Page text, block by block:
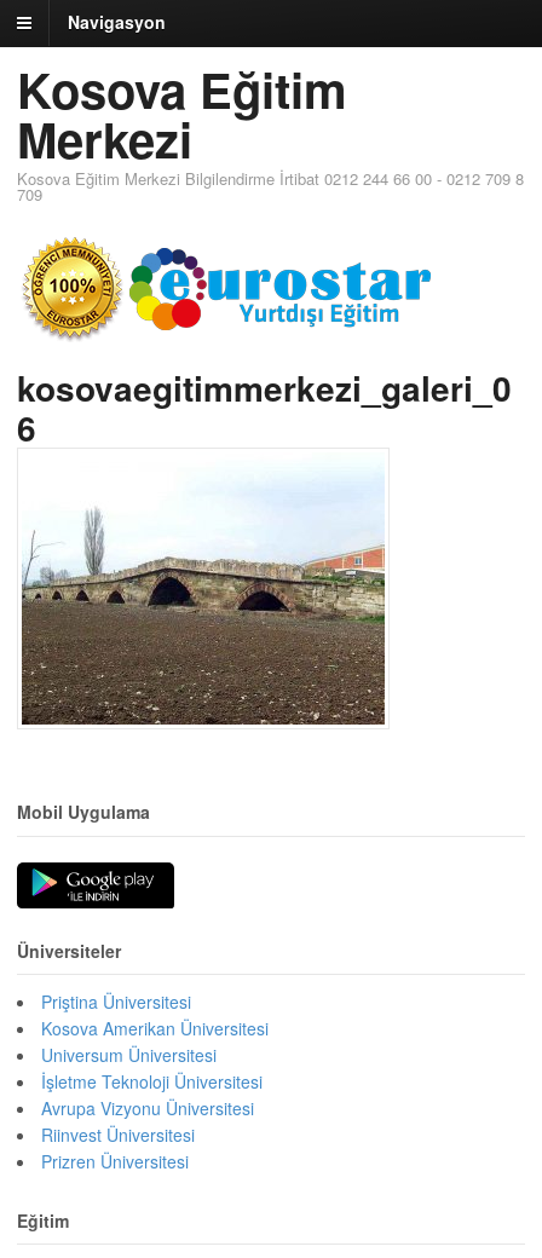
Navigasyon
Kosova Eğitim
Merkezi
Kosova Eğitim Merkezi Bilgilendirme İrtibat 0212 244 66 00 - 0212 709 8
709
kosovaegitimmerkezi_galeri_0
6
Mobil Uygulama
Üniversiteler
Priştina Üniversitesi
Kosova Amerikan Üniversitesi
Universum Üniversitesi
İşletme Teknoloji Üniversitesi
Avrupa Vizyonu Üniversitesi
Riinvest Üniversitesi
Prizren Üniversitesi
Eğitim